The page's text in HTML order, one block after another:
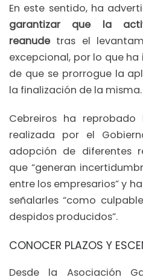
En este sentido, ha
garantizar que la
reanudetras el
excepcional, por lo que
de que se prorrogue la
la finalización de la misma.
Cebreiros ha
realizada por el
adopción de diferentes
que “generan
entre los empresarios” y
señalarles “como
despidos producidos”.
CONOCER PLAZOS Y
Desde la Asociación